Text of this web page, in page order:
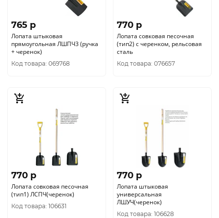
765 p
Лопата штыковая
прямоугольная ЛШПЧ3 (ручка
+ черенок)
Код товара: 069768
770 p
Лопата совковая песочная
(тип2) с черенком, рельсовая
сталь
Код товара: 076657
770 p
Лопата совковая песочная
(тип1) ЛСПЧ(черенок)
Код товара: 106631
770 p
Лопата штыковая
универсальная
ЛШУЧ(черенок)
Код товара: 106628